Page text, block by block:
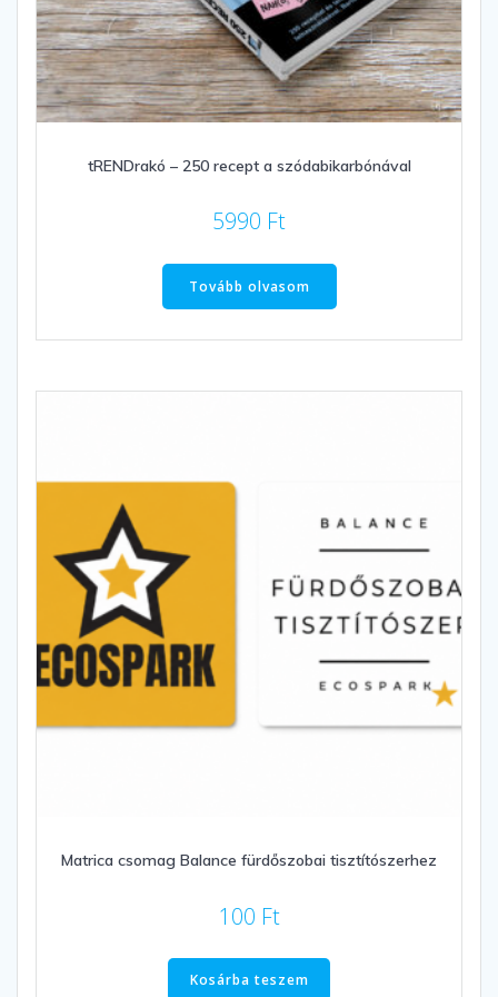
tRENDrakó – 250 recept a szódabikarbónával
5990 Ft
Tovább olvasom
Matrica csomag Balance fürdőszobai tisztítószerhez
100 Ft
Kosárba teszem